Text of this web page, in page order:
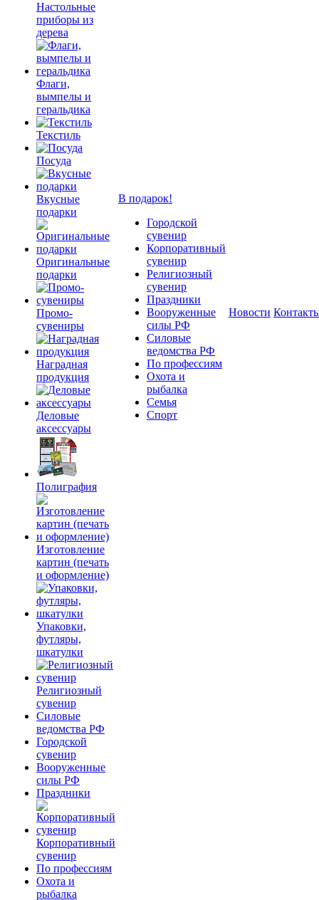
Настольные
приборы из
дерева
Флаги,
вымпелы и
геральдика
Текстиль
Посуда
Вкусные
подарки
Оригинальные
подарки
Промо-
сувениры
Наградная
продукция
Деловые
аксессуары
Полиграфия
Изготовление
картин (печать
и оформление)
Упаковки,
футляры,
шкатулки
Религиозный
сувенир
Силовые
ведомства РФ
Городской
сувенир
Вооруженные
силы РФ
Праздники
Корпоративный
сувенир
По профессиям
Охота и
рыбалка
В подарок!
Городской
сувенир
Корпоративный
сувенир
Религиозный
сувенир
Праздники
Вооруженные
силы РФ
Силовые
ведомства РФ
По профессиям
Охота и
рыбалка
Семья
Спорт
Новости